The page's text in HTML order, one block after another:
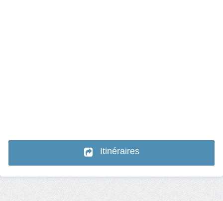
Itinéraires